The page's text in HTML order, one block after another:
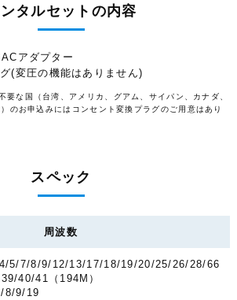
タルセットの内容
アダプター
(変圧の機能はありません)
な国（台湾、アメリカ、グアム、サイパン、カナダ、
のお申込みにはコンセント変換プラグのご用意はあり
スペック
周波数
5/7/8/9/12/13/17/18/19/20/25/26/28/66
40/41（194M）
8/9/19